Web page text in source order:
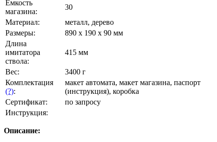
Емкость
магазина:
30
Материал:
металл, дерево
Размеры:
890 x 190 x 90 мм
Длина
имитатора
ствола:
415 мм
Вес:
3400 г
Комплектация
(?):
макет автомата, макет магазина, паспорт
(инструкция), коробка
Сертификат:
по запросу
Инструкция:
Описание: